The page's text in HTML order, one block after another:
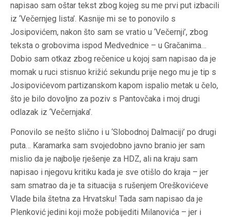
napisao sam oštar tekst zbog kojeg su me prvi put izbacili
iz ‘Večernjeg lista’. Kasnije mi se to ponovilo s
Josipovićem, nakon što sam se vratio u ‘Večernji’, zbog
teksta o grobovima ispod Medvednice – u Gračanima…
Dobio sam otkaz zbog rečenice u kojoj sam napisao da je
momak u ruci stisnuo križić sekundu prije nego mu je tip s
Josipovićevom partizanskom kapom ispalio metak u čelo,
što je bilo dovoljno za poziv s Pantovčaka i moj drugi
odlazak iz ‘Večernjaka’.
Ponovilo se nešto slično i u ‘Slobodnoj Dalmaciji’ po drugi
puta… Karamarka sam svojedobno javno branio jer sam
mislio da je najbolje rješenje za HDZ, ali na kraju sam
napisao i njegovu kritiku kada je sve otišlo do kraja – jer
sam smatrao da je ta situacija s rušenjem Oreškovićeve
Vlade bila štetna za Hrvatsku! Tada sam napisao da je
Plenković jedini koji može pobijediti Milanovića – jer i